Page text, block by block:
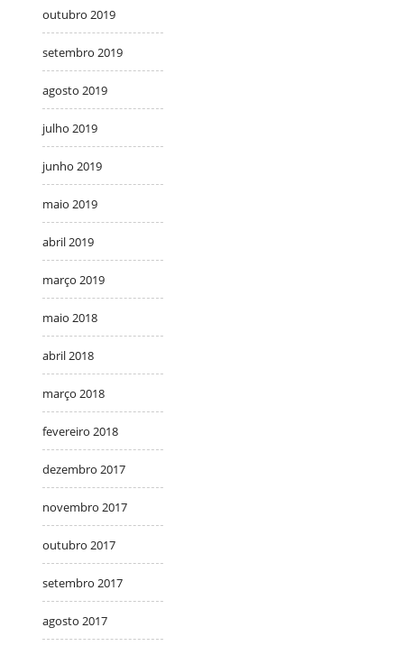
outubro 2019
setembro 2019
agosto 2019
julho 2019
junho 2019
maio 2019
abril 2019
março 2019
maio 2018
abril 2018
março 2018
fevereiro 2018
dezembro 2017
novembro 2017
outubro 2017
setembro 2017
agosto 2017